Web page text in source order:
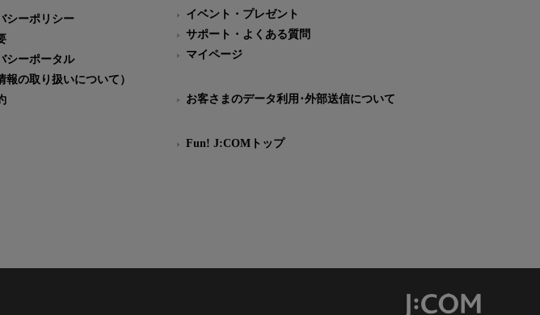
シーポリシー
シーポータル
報の取り扱いについて）
イベント・プレゼント
サポート・よくある質問
マイページ
お客さまのデータ利用･外部送信について
Fun! J:COMトップ